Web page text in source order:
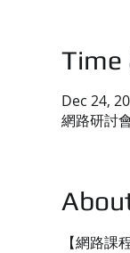
Time
Dec 24,
網路研討
【網路